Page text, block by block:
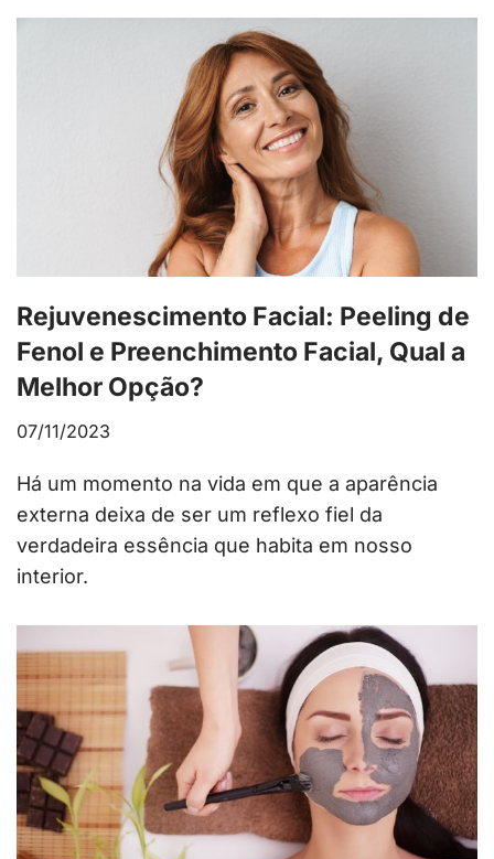
Rejuvenescimento Facial: Peeling de
Fenol e Preenchimento Facial, Qual a
Melhor Opção?
07/11/2023
Há um momento na vida em que a aparência
externa deixa de ser um reflexo fiel da
verdadeira essência que habita em nosso
interior.